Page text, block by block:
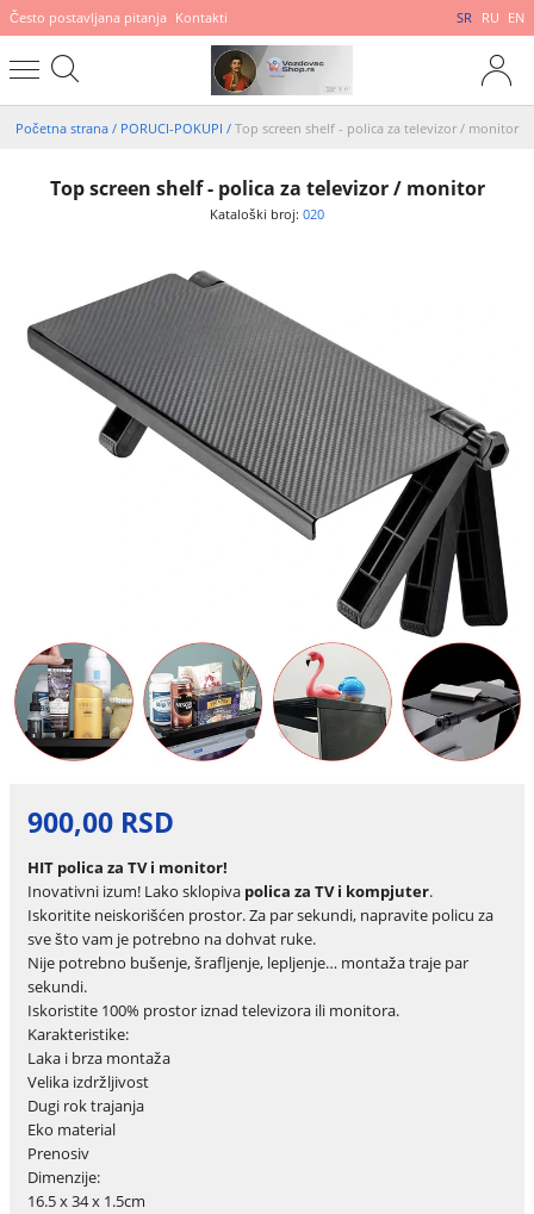
Često postavljana pitanja Kontakti SR RU EN
Početna strana / PORUCI-POKUPI / Top screen shelf - polica za televizor / monitor
Top screen shelf - polica za televizor / monitor
Kataloški broj: 020
900,00 RSD
HIT polica za TV i monitor!
Inovativni izum! Lako sklopiva polica za TV i kompjuter.
Iskoritite neiskorišćen prostor. Za par sekundi, napravite policu za
sve što vam je potrebno na dohvat ruke.
Nije potrebno bušenje, šrafljenje, lepljenje… montaža traje par
sekundi.
Iskoristite 100% prostor iznad televizora ili monitora.
Karakteristike:
Laka i brza montaža
Velika izdržljivost
Dugi rok trajanja
Eko material
Prenosiv
Dimenzije:
16.5 x 34 x 1.5cm